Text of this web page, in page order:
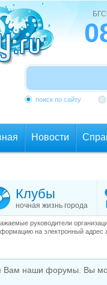
поиск по сайту
Новости
Клубы
ночная жизнь города
руководители
на электронный адрес
Вам наши форумы. Вы